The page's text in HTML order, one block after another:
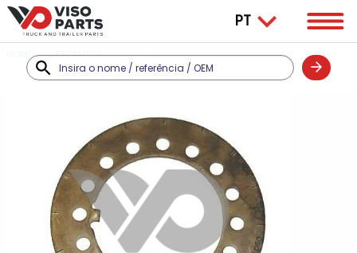
PRODUTOS ROR